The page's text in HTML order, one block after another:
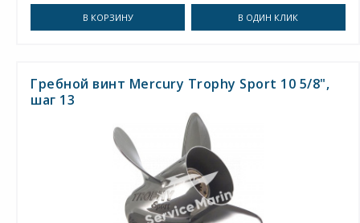
В КОРЗИНУ В ОДИН КЛИК
Гребной винт Mercury Trophy Sport 10 5/8",
шаг 13